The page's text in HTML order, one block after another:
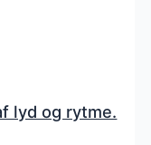
lyd og rytme.